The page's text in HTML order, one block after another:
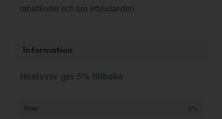
rabattkoder och bra erbjudanden.
Information
Neatsvor ger 5% tillbaka
Order 5%